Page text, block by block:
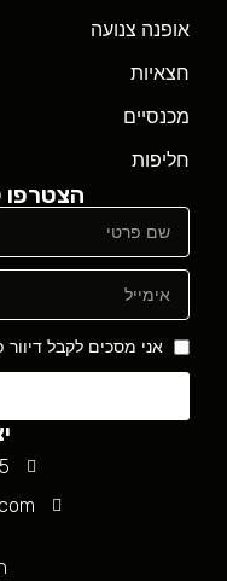
אופנה צנועה
חצאיות
מכנסיים
חליפות
הצטרפו
אני מסכים לקבל דיוור